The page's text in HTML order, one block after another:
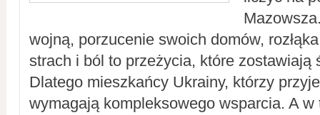
wojną, porzucenie swoich domów,
strach i ból to przeżycia, które zostawiają
Dlatego mieszkańcy Ukrainy, którzy
wymagają kompleksowego wsparcia. A w